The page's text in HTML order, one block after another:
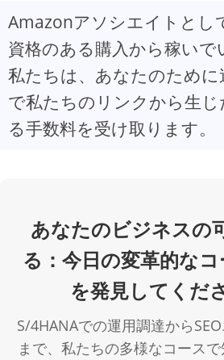
V
i
d
o
Amazonアソシエイトとし
資格のある購入から稼いで
私たちは、あなたのために
で私たちのリンクから生じ
る手数料を受け取ります。
あなたのビジネスの
る：今日の変革的な
を発見してくだ
S/4HANAでの運用調達から
まで、私たちの多様なコース